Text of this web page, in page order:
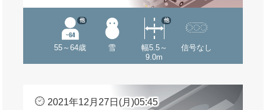
55～64歳
他
雪
幅5.5～
9.0m
他
信号なし
2021年12月27日(月)05:45